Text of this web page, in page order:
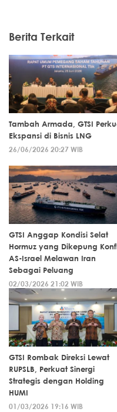
Berita Terkait
Tambah Armada, GTSI
Ekspansi di Bisnis LNG
26/06/2026 20:27 WIB
GTSI Anggap Kondisi Selat
Hormuz yang Dikepung
AS-Israel Melawan Iran
Sebagai Peluang
02/03/2026 21:02 WIB
GTSI Rombak Direksi Lewat
RUPSLB, Perkuat Sinergi
Strategis dengan Holding
HUMI
01/03/2026 19:16 WIB